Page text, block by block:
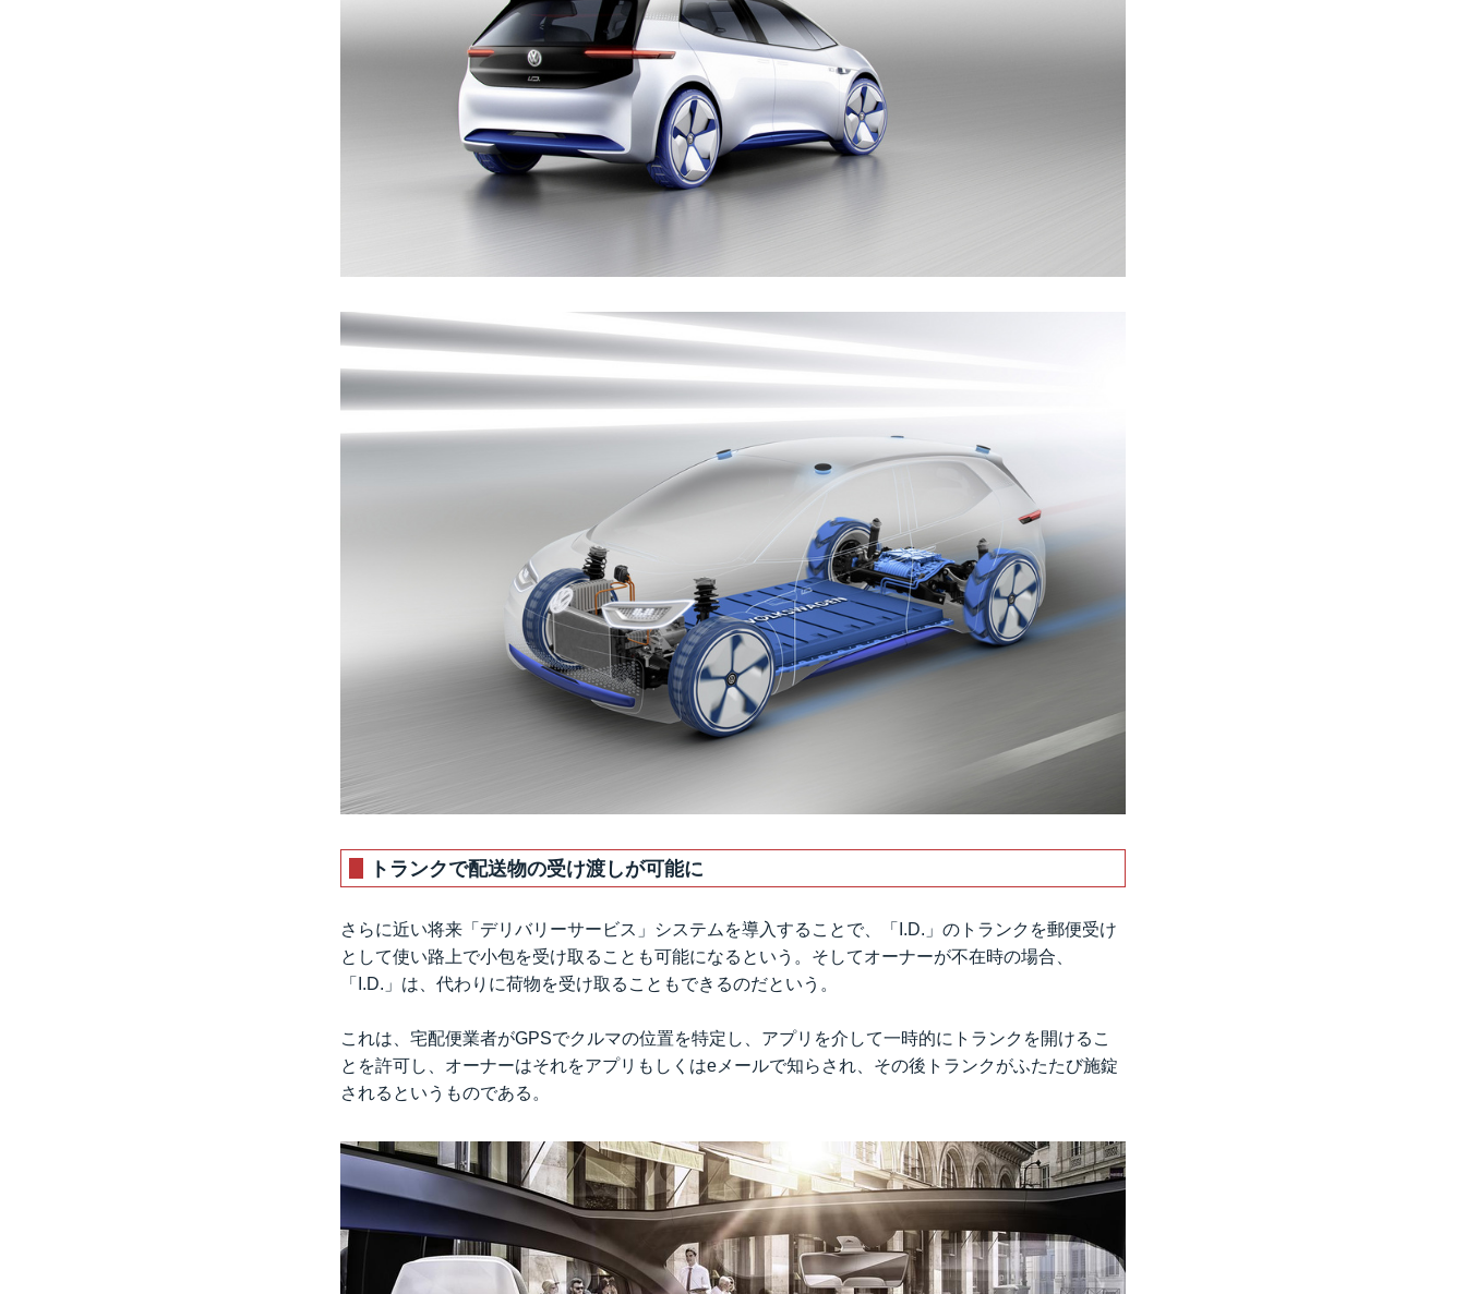
トランクで配送物の受け渡しが可能に
さらに近い将来「デリバリーサービス」システムを導入することで、「I.D.」のトランクを郵便受け
として使い路上で小包を受け取ることも可能になるという。そしてオーナーが不在時の場合、
「I.D.」は、代わりに荷物を受け取ることもできるのだという。
これは、宅配便業者がGPSでクルマの位置を特定し、アプリを介して一時的にトランクを開けるこ
とを許可し、オーナーはそれをアプリもしくはeメールで知らされ、その後トランクがふたたび施錠
されるというものである。